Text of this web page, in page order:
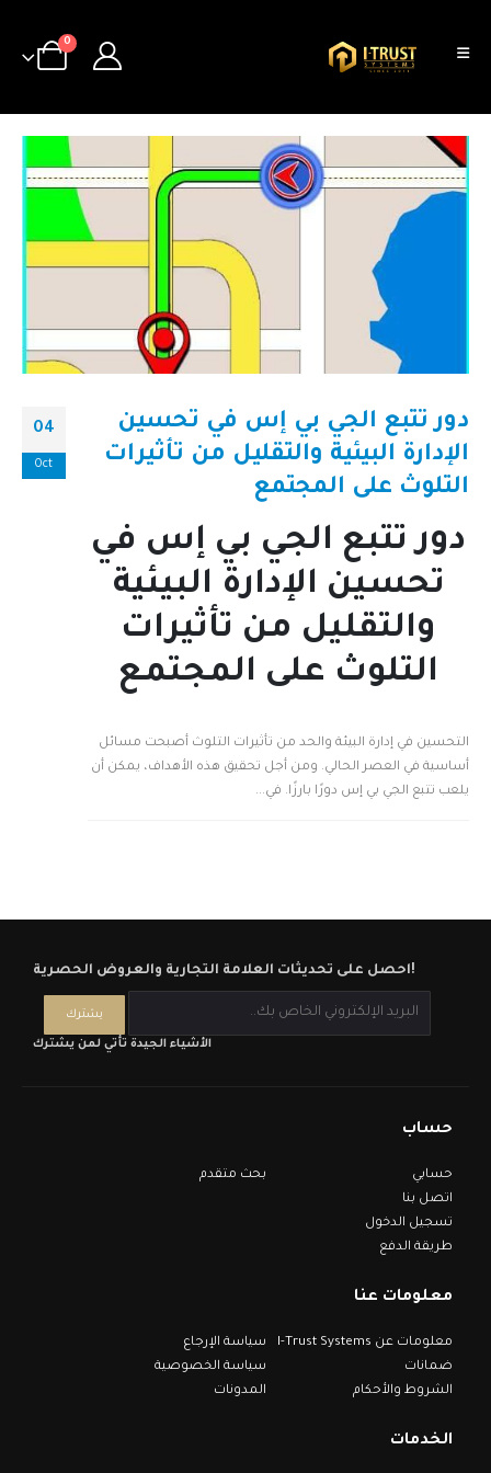
0
04
Oct
دور تتبع الجي بي إس في تحسين
الإدارة البيئية والتقليل من تأثيرات
التلوث على المجتمع
دور تتبع الجي بي إس في
تحسين الإدارة البيئية
والتقليل من تأثيرات
التلوث على المجتمع
التحسين في إدارة البيئة والحد من تأثيرات التلوث أصبحت مسائل
أساسية في العصر الحالي. ومن أجل تحقيق هذه الأهداف، يمكن أن
يلعب تتبع الجي بي إس دورًا بارزًا. في...
احصل على تحديثات العلامة التجارية والعروض الحصرية!
الأشياء الجيدة تأتي لمن يشترك
حساب
حسابي
اتصل بنا
تسجيل الدخول
طريقة الدفع
بحث متقدم
معلومات عنا
معلومات عن I-Trust Systems
ضمانات
الشروط والأحكام
سياسة الإرجاع
سياسة الخصوصية
المدونات
الخدمات